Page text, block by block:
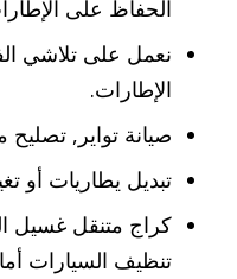
الحفاظ على
نعمل على تلاشي
الإطارات.
صيانة تواير, تصليح
تبديل يطاريات أو
كراج متنقل غسيل
تنظيف السيارات